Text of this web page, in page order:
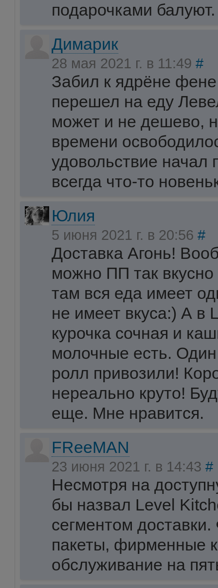
подарочками балуют.
Димарик
28 мая 2021 г. в 11:49 #
Забил к ядрёне фене
перешел на еду
может и не дешево,
времени
удовольствие начал
всегда что-то
Юлия
5 июня 2021 г. в 20:56 #
Доставка Агонь!
можно ПП так
там вся еда имеет
не имеет вкуса:) А в
курочка сочная и
молочные есть.
ролл привозили!
нереально круто!
еще. Мне нравится.
FReeMAN
23 июня 2021 г. в 14:43 #
Несмотря на
бы назвал Level
сегментом
пакеты, фирменные
обслуживание на